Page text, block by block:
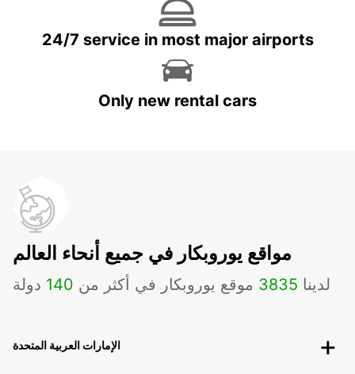
24/7 service in most major airports
Only new rental cars
مواقع يوروبكار في جميع أنحاء العالم
لدينا 3835 موقع يوروبكار في أكثر من 140 دولة
الإمارات العربية المتحدة